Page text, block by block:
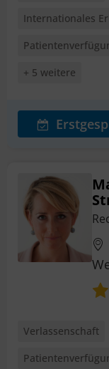
Internationales
+ 5 weitere
Verlassenschaft